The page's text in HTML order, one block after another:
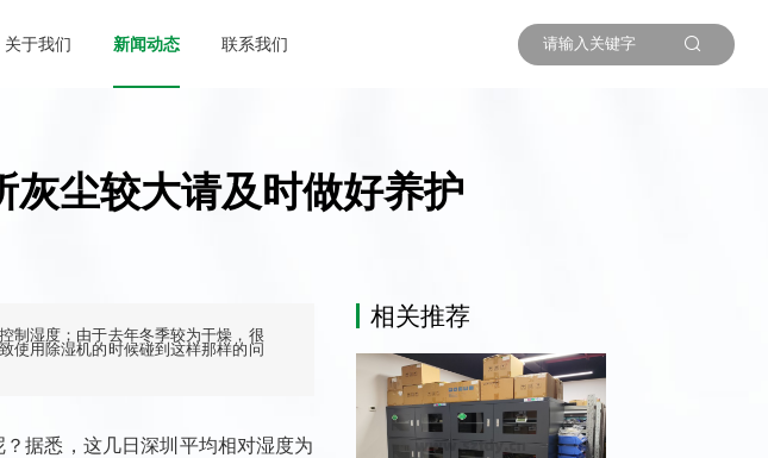
关于我们 新闻动态 联系我们
尘较大请及时做好养护
制湿度；由于去年冬季较为干燥，很
使用除湿机的时候碰到这样那样的问
据悉，这几日深圳平均相对湿度为
相关推荐